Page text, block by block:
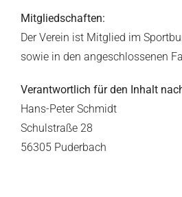
Mitgliedschaften:
Der Verein ist Mitglied im
sowie in den angeschlossenen
Verantwortlich für den Inhalt
Hans-Peter Schmidt
Schulstraße 28
56305 Puderbach